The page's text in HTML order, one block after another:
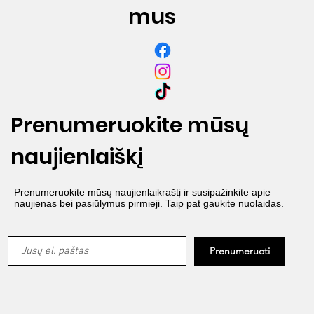
Prenumeruokite mūsų
naujienlaiškį
Prenumeruoti
Prenumeruokite mūsų naujienlaikraštį ir susipažinkite apie
naujienas bei pasiūlymus pirmieji. Taip pat gaukite nuolaidas.
mus